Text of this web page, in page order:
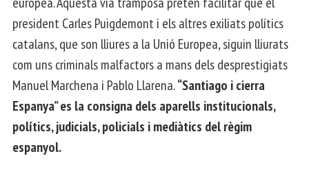
president Carles Puigdemont i els altres exiliats polítics
catalans, que son lliures a la Unió Europea, siguin lliurats
com uns criminals malfactors a mans dels desprestigiats
Manuel Marchena i Pablo Llarena.“Santiago i cierra
Espanya” es la consigna dels aparells institucionals,
polítics, judicials, policials i mediàtics del règim
espanyol.